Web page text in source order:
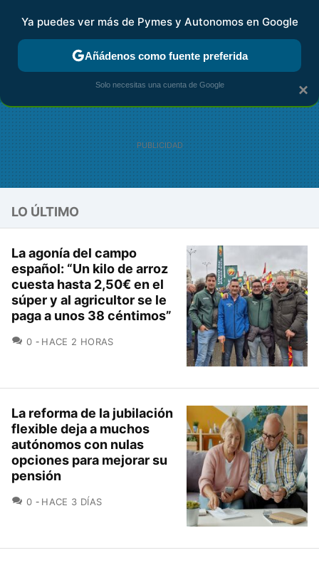
FISCALIDAD Y CONTABILIDAD KIT DIGITAL RENTA
LO ÚLTIMO
La agonía del campo
español: “Un kilo de arroz
cuesta hasta 2,50€ en el
súper y al agricultor se le
paga a unos 38 céntimos”
0 COMENTARIOS
HACE 2 HORAS
La reforma de la jubilación
flexible deja a muchos
autónomos con nulas
opciones para mejorar su
pensión
0 COMENTARIOS
HACE 3 DÍAS
×
Ya puedes ver más de Pymes y Autonomos en Google
Añádenos como fuente preferida
Solo necesitas una cuenta de Google